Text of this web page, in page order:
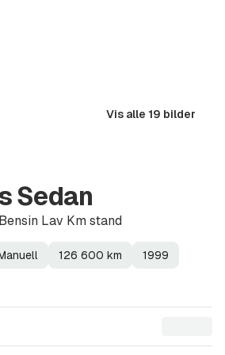
Vis alle 19 bilder
Sedan
Lav Km stand
126 600 km 1999